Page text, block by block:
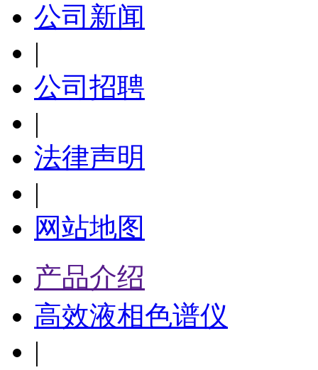
公司新闻
|
公司招聘
|
法律声明
|
网站地图
产品介绍
高效液相色谱仪
|